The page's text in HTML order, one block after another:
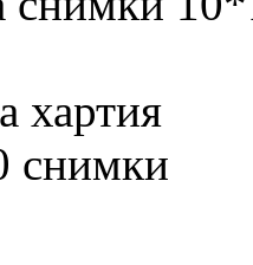
хартия
снимки